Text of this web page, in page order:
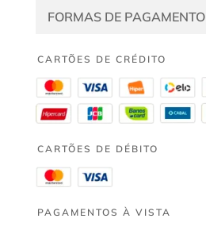
FORMAS DE PAGAMENTO
CARTÕES DE CRÉDITO
CARTÕES DE DÉBITO
PAGAMENTOS À VISTA